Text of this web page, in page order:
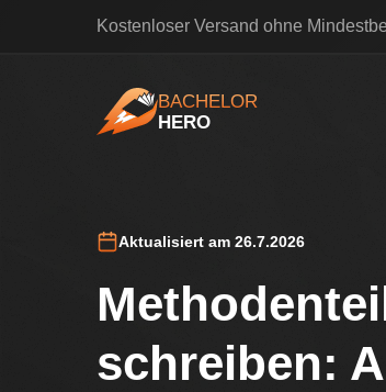
Kostenloser Versand ohne
BachelorHero
BACHELOR
HERO
Aktualisiert am 26.7.2026
schreiben: